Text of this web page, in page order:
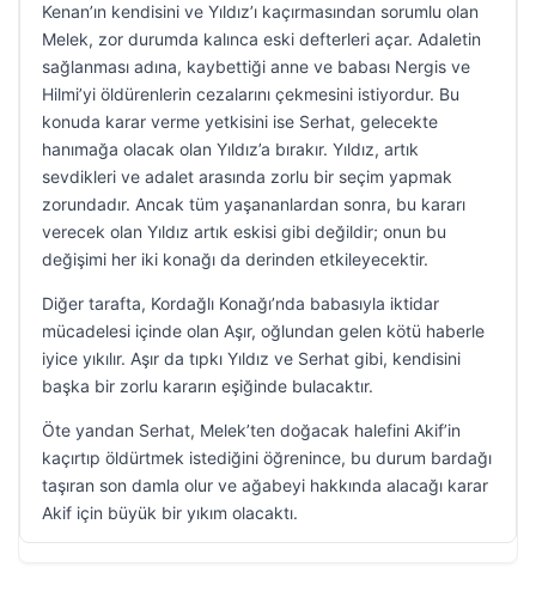
Kenan’ın kendisini ve Yıldız’ı kaçırmasından sorumlu olan
Melek, zor durumda kalınca eski defterleri açar. Adaletin
sağlanması adına, kaybettiği anne ve babası Nergis ve
Hilmi’yi öldürenlerin cezalarını çekmesini istiyordur. Bu
konuda karar verme yetkisini ise Serhat, gelecekte
hanımağa olacak olan Yıldız’a bırakır. Yıldız, artık
sevdikleri ve adalet arasında zorlu bir seçim yapmak
zorundadır. Ancak tüm yaşananlardan sonra, bu kararı
verecek olan Yıldız artık eskisi gibi değildir; onun bu
değişimi her iki konağı da derinden etkileyecektir.
Diğer tarafta, Kordağlı Konağı’nda babasıyla iktidar
mücadelesi içinde olan Aşır, oğlundan gelen kötü haberle
iyice yıkılır. Aşır da tıpkı Yıldız ve Serhat gibi, kendisini
başka bir zorlu kararın eşiğinde bulacaktır.
Öte yandan Serhat, Melek’ten doğacak halefini Akif’in
kaçırtıp öldürtmek istediğini öğrenince, bu durum bardağı
taşıran son damla olur ve ağabeyi hakkında alacağı karar
Akif için büyük bir yıkım olacaktı.